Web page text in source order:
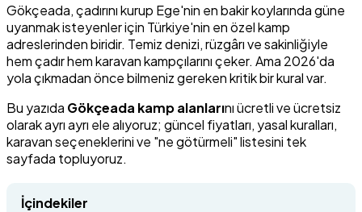
Gökçeada, çadırını kurup Ege'nin en bakir koylarında güne
uyanmak isteyenler için Türkiye'nin en özel kamp
adreslerinden biridir. Temiz denizi, rüzgârı ve sakinliğiyle
hem çadır hem karavan kampçılarını çeker. Ama 2026'da
yola çıkmadan önce bilmeniz gereken kritik bir kural var.
Bu yazıda Gökçeada kamp alanlarını ücretli ve ücretsiz
olarak ayrı ayrı ele alıyoruz; güncel fiyatları, yasal kuralları,
karavan seçeneklerini ve "ne götürmeli" listesini tek
sayfada topluyoruz.
İçindekiler